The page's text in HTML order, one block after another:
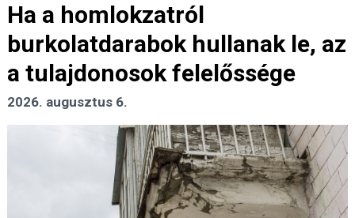
Ha a homlokzatról
burkolatdarabok hullanak le, az
a tulajdonosok felelőssége
2026. augusztus 6.